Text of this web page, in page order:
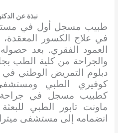
نبذة عن
طبيب مسجل أول في
في علاج الكسور
العمود الفقري. بعد
والجراحة من كلية الطب
دبلوم التمريض الوطني
كوفيري الطبي
كطبيب مسجل في
ماونت تابور الطبي
انضمامه إلى مستشفى